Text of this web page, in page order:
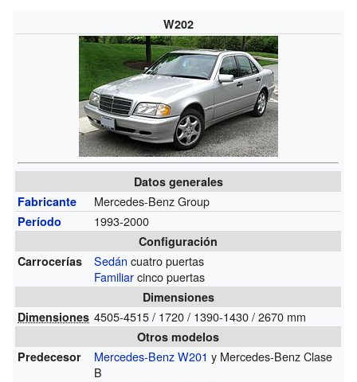
W202
Datos generales
Fabricante
Mercedes-Benz Group
Período 1993-2000
Configuración
Carrocerías
Sedán cuatro puertas
Familiarcinco puertas
Dimensiones
Dimensiones 4505-4515 / 1720 / 1390-1430 / 2670 mm
Otros modelos
Predecesor
Mercedes-Benz W201 y Mercedes-Benz Clase
B